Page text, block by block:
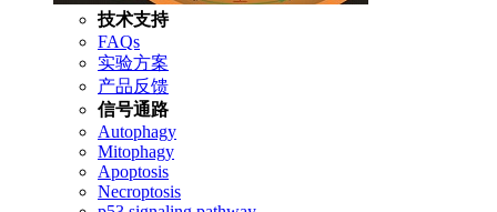
技术支持
FAQs
实验方案
产品反馈
信号通路
Autophagy
Mitophagy
Apoptosis
Necroptosis